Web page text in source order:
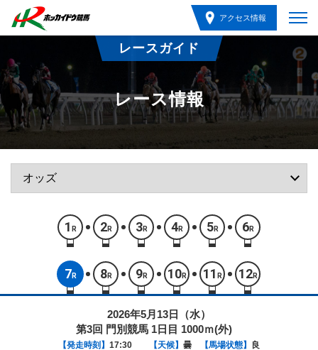
アクセス情報
レースガイド
レース情報
1 R 2R 3R 4R 5R 6R
7 R 8R 9R 10R 11 R 12R
2026年5月13日（水）
第3回 門別競馬 1日目 1000ｍ(外)
【発走時刻】 17:30 【天候】 曇 【馬場状態】 良